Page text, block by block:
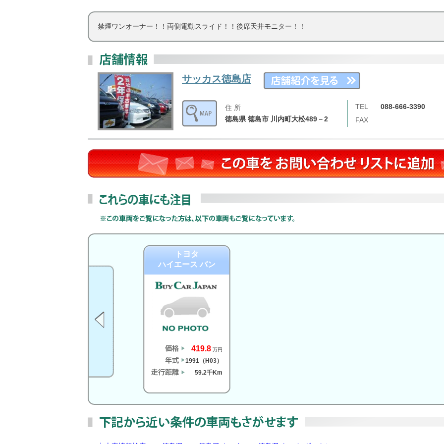
禁煙ワンオーナー！！両側電動スライド！！後席天井モニター！！
サッカス徳島店
住 所
徳島県 徳島市 川内町大松489－2
TEL
088-666-3390
FAX
トヨタ
ハイエース バン
419.8 万円
1991（H03）
59.2千Km